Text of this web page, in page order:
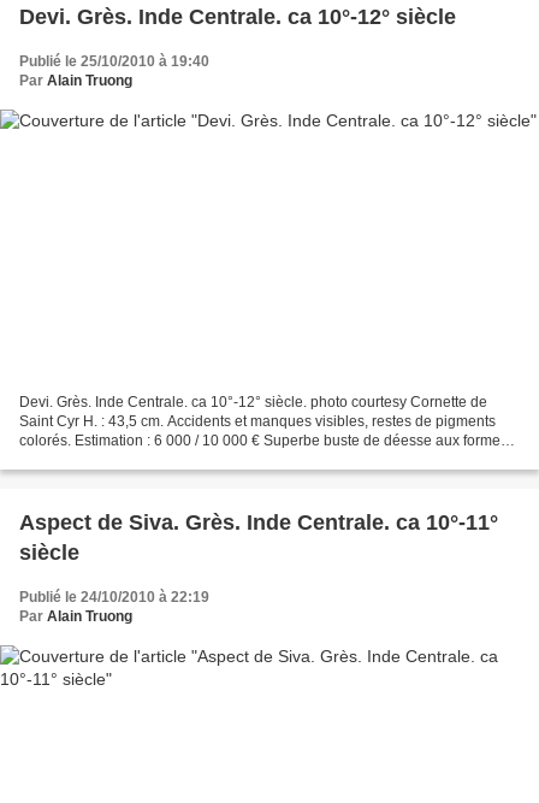
Devi. Grès. Inde Centrale. ca 10°-12° siècle
Publié le 25/10/2010 à 19:40
Par Alain Truong
Devi. Grès. Inde Centrale. ca 10°-12° siècle. photo courtesy Cornette de
Saint Cyr H. : 43,5 cm. Accidents et manques visibles, restes de pigments
colorés. Estimation : 6 000 / 10 000 € Superbe buste de déesse aux formes
Aspect de Siva. Grès. Inde Centrale. ca 10°-11°
siècle
Publié le 24/10/2010 à 22:19
Par Alain Truong